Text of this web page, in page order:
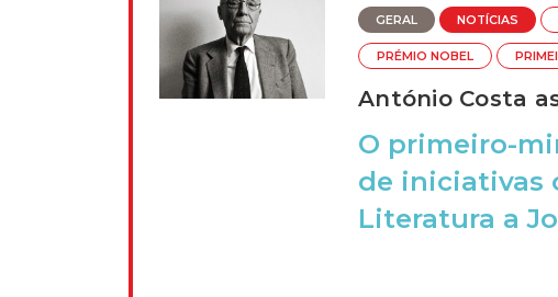
GERAL NOTÍCIAS
PRÉMIO NOBEL
António Costa
O primeiro-
de iniciativas
Literatura a